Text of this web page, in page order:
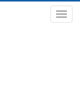
导
航